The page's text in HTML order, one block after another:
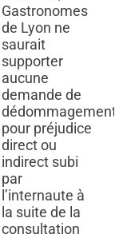
Gastronomes
de Lyon ne
saurait
supporter
aucune
demande de
dédommagement
pour préjudice
direct ou
indirect subi
par
l’internaute à
la suite de la
consultation